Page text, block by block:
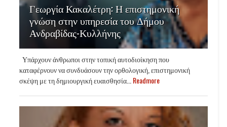
Γεωργία Κακαλέτρη: Η επιστημονική
γνώση στην υπηρεσία του Δήμου
Ανδραβίδας-Κυλλήνης
Υπάρχουν άνθρωποι στην τοπική αυτοδιοίκηση που
καταφέρνουν να συνδυάσουν την ορθολογική, επιστημονική
σκέψη με τη δημιουργική ευαισθησία...Readmore